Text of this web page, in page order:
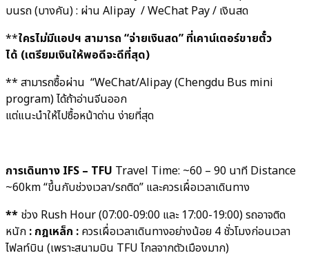
บนรถ (บางคัน) : ผ่าน Alipay / WeChat Pay / เงินสด
**ใครไม่มีแอปฯ สามารถ “จ่ายเงินสด” ที่เคาน์เตอร์ขายตั๋ว
ได้ (เตรียมเงินให้พอดีจะดีที่สุด)
** สามารถซื้อผ่าน “WeChat/Alipay (Chengdu Bus mini
program) ได้ถ้าอ่านจีนออก
แต่แนะนำให้ไปซื้อหน้าด่าน ง่ายที่สุด
การเดินทาง IFS – TFU Travel Time: ~60 – 90 นาที Distance
~60km “ขึ้นกับช่วงเวลา/รถติด” และควรเผื่อเวลาเดินทาง
** ช่วง Rush Hour (07:00-09:00 และ 17:00-19:00) รถอาจติด
หนัก : กฎเหล็ก : ควรเผื่อเวลาเดินทางอย่างน้อย 4 ชั่วโมงก่อนเวลา
ไฟลท์บิน (เพราะสนามบิน TFU ไกลจากตัวเมืองมาก)